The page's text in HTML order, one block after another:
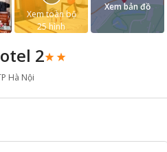
2
Hà Nội
Xem toàn bộ
25 hình
Xem bản đồ